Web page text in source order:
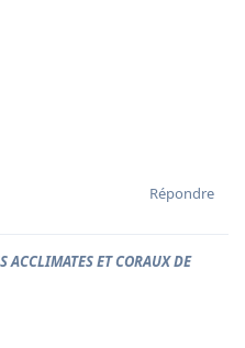
Répondre
ACCLIMATES ET CORAUX DE